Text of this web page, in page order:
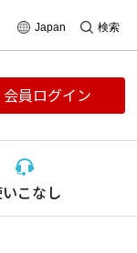
Japan 検索
会員ログイン
こなし